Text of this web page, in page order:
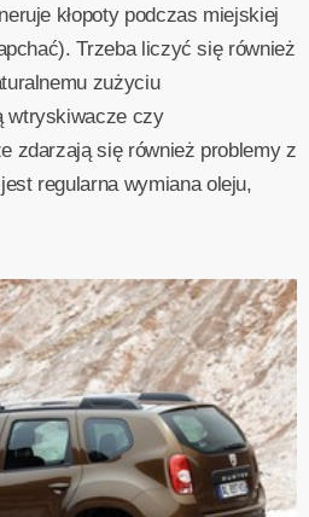
kłopoty podczas miejskiej
Trzeba liczyć się również
zużyciu
wtryskiwacze czy
zdarzają się również problemy z
regularna wymiana oleju,